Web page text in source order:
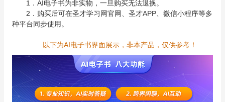
1．AI电子书为非实物，一旦购买无法退换。
2．购买后可在圣才学习网官网、圣才APP、微信小程序等多
种平台同步使用。
以下为AI电子书界面展示，非本产品，仅供参考！